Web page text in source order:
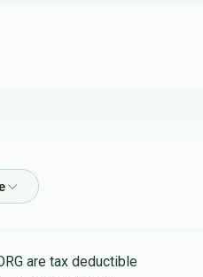
are tax deductible